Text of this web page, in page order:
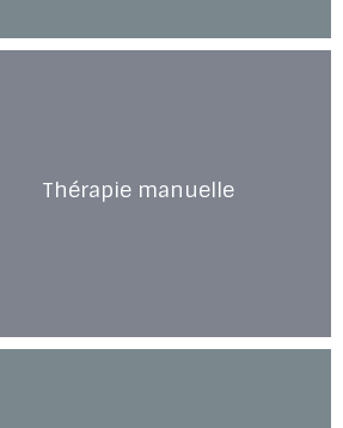
Thérapie manuelle